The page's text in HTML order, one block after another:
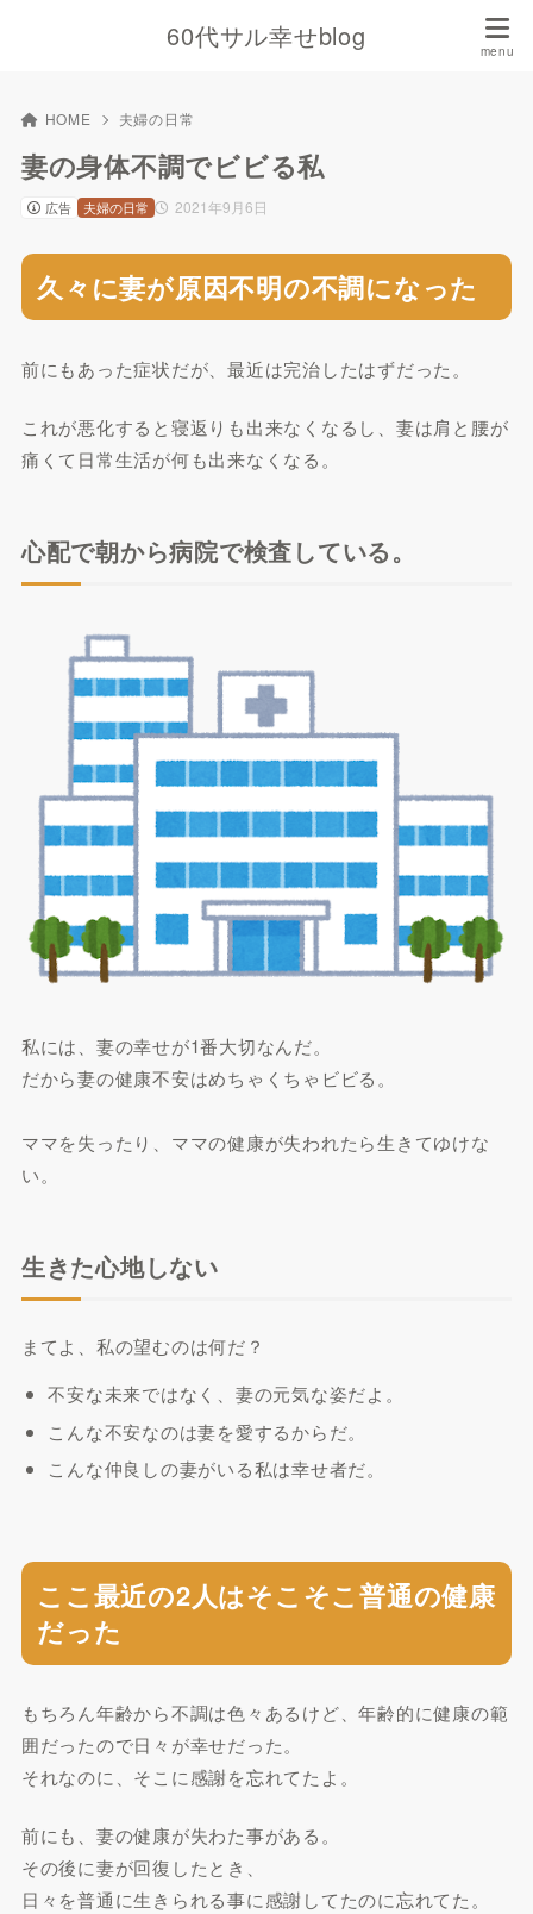
60代サル幸せblog
HOME 夫婦の日常
妻の身体不調でビビる私
広告 2021年9月6日
夫婦の日常
久々に妻が原因不明の不調になった
前にもあった症状だが、最近は完治したはずだった。
これが悪化すると寝返りも出来なくなるし、妻は肩と腰が
痛くて日常生活が何も出来なくなる。
心配で朝から病院で検査している。
私には、妻の幸せが1番大切なんだ。
だから妻の健康不安はめちゃくちゃビビる。
ママを失ったり、ママの健康が失われたら生きてゆけな
い。
生きた心地しない
まてよ、私の望むのは何だ？
不安な未来ではなく、妻の元気な姿だよ。
こんな不安なのは妻を愛するからだ。
こんな仲良しの妻がいる私は幸せ者だ。
ここ最近の2人はそこそこ普通の健康
だった
もちろん年齢から不調は色々あるけど、年齢的に健康の範
囲だったので日々が幸せだった。
それなのに、そこに感謝を忘れてたよ。
前にも、妻の健康が失わた事がある。
その後に妻が回復したとき、
日々を普通に生きられる事に感謝してたのに忘れてた。